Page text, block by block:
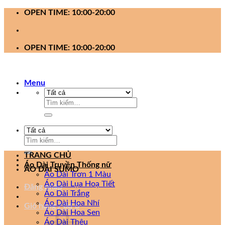
OPEN TIME: 10:00-20:00
OPEN TIME: 10:00-20:00
Menu
Tìm
Tìm
ÁO DÀI SUMO
Đăng nhập
Giỏ hàng /0₫ 0
TRANG CHỦ
Áo Dài Truyền Thống nữ
Áo Dài Trơn 1 Màu
Áo Dài Lụa Hoạ Tiết
Áo Dài Trắng
Áo Dài Hoa Nhí
Áo Dài Hoa Sen
Áo Dài Thêu